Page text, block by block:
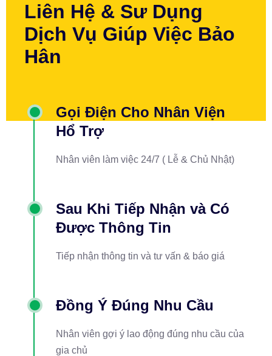
Liên Hệ & Sư Dụng
Dịch Vụ Giúp Việc Bảo
Hân
Gọi Điện Cho Nhân Viện
Hổ Trợ
Nhân viên làm việc 24/7 ( Lễ & Chủ Nhật)
Sau Khi Tiếp Nhận và Có
Được Thông Tin
Tiếp nhận thông tin và tư vấn & báo giá
Đồng Ý Đúng Nhu Cầu
Nhân viên gợi ý lao động đúng nhu cầu của
gia chủ